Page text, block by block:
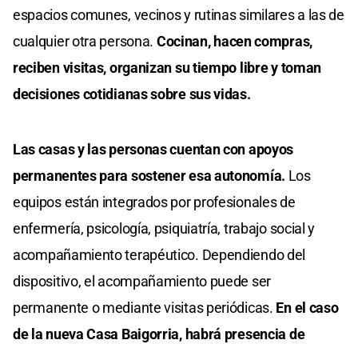
espacios comunes, vecinos y rutinas similares a las de
cualquier otra persona. Cocinan, hacen compras,
reciben visitas, organizan su tiempo libre y toman
decisiones cotidianas sobre sus vidas.
Las casas y las personas cuentan con apoyos
permanentes para sostener esa autonomía. Los
equipos están integrados por profesionales de
enfermería, psicología, psiquiatría, trabajo social y
acompañamiento terapéutico. Dependiendo del
dispositivo, el acompañamiento puede ser
permanente o mediante visitas periódicas. En el caso
de la nueva Casa Baigorria, habrá presencia de